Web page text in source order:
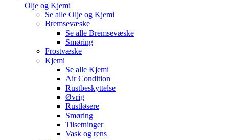
Olje og Kjemi
Se alle Olje og Kjemi
Bremsevæske
Se alle Bremsevæske
Smøring
Frostvæske
Kjemi
Se alle Kjemi
Air Condition
Rustbeskyttelse
Øvrig
Rustløsere
Smøring
Tilsetninger
Vask og rens